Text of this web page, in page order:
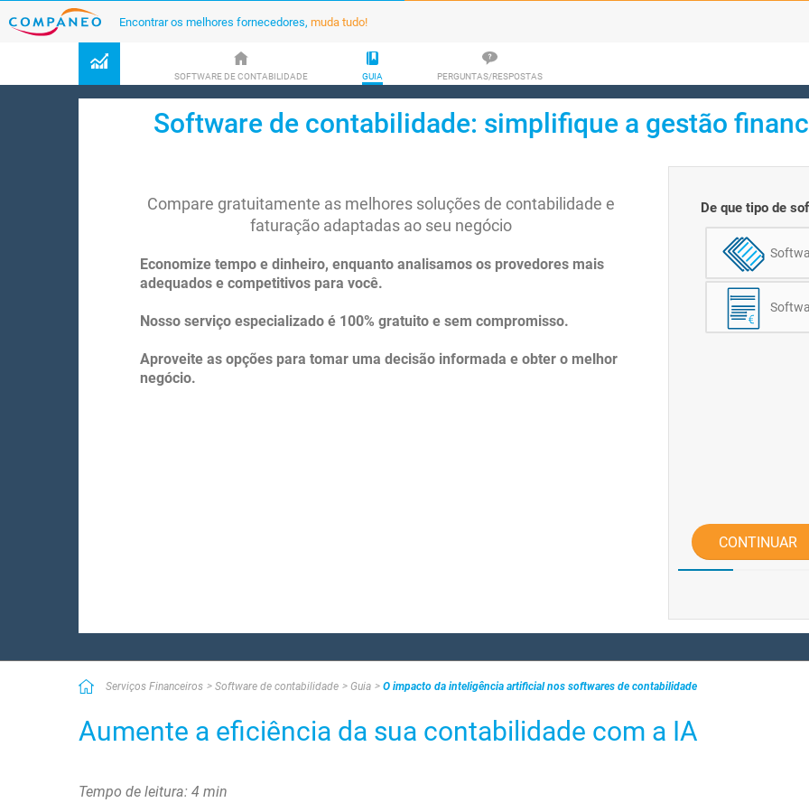
Encontrar os melhores fornecedores, muda tudo!
SOFTWARE DE CONTABILIDADE GUIA PERGUNTAS/RESPOSTAS
Software de contabilidade: simplifique a gestão
Compare gratuitamente as melhores soluções de contabilidade e
faturação adaptadas ao seu negócio
Economize tempo e dinheiro, enquanto analisamos os provedores mais
adequados e competitivos para você.
Nosso serviço especializado é 100% gratuito e sem compromisso.
Aproveite as opções para tomar uma decisão informada e obter o melhor
negócio.
De que tipo de
CONTINUAR
Serviços Financeiros Software de contabilidade Guia O impacto da inteligência artificial nos softwares de contabilidade
Aumente a eficiência da sua contabilidade com a IA
Tempo de leitura: 4 min